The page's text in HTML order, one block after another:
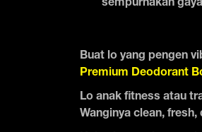
sempurnakan
Buat lo yang pengen
Premium Deodorant
Lo anak fitness atau
Wanginya clean,